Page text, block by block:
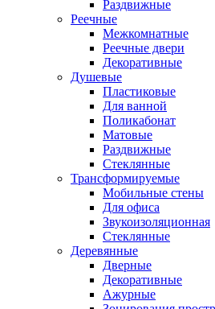
Раздвижные
Реечные
Межкомнатные
Реечные двери
Декоративные
Душевые
Пластиковые
Для ванной
Поликабонат
Матовые
Раздвижные
Стеклянные
Трансформируемые
Мобильные стены
Для офиса
Звукоизоляционная
Стеклянные
Деревянные
Дверные
Декоративные
Ажурные